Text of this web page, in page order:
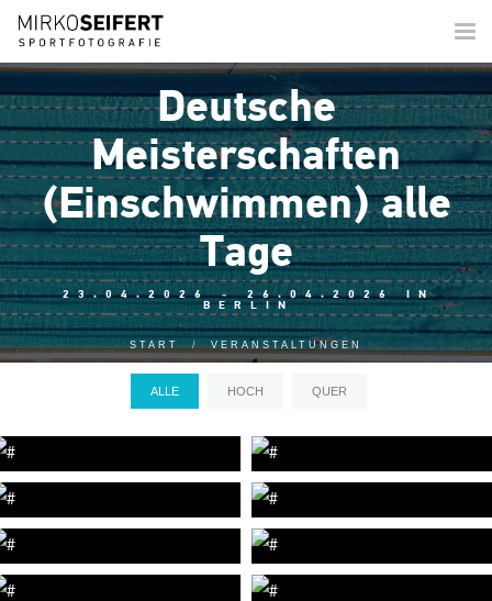
Deutsche
Meisterschaften
(Einschwimmen) alle
Tage
23.04.2026 - 26.04.2026 IN
BERLIN
START VERANSTALTUNGEN
ALLE HOCH QUER